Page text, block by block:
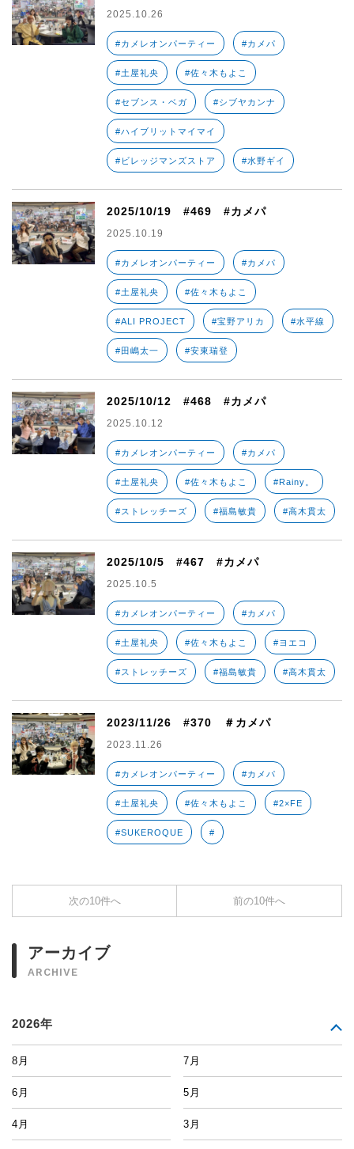
2025.10.26
#カメレオンパーティー #カメパ
#土屋礼央 #佐々木もよこ
#セブンス・ベガ #シブヤカンナ
#ハイブリットマイマイ
#ビレッジマンズストア #水野ギイ
2025/10/19 #469 #カメパ
2025.10.19
#カメレオンパーティー #カメパ
#土屋礼央 #佐々木もよこ
#ALI PROJECT #宝野アリカ #水平線
#田嶋太一 #安東瑞登
2025/10/12 #468 #カメパ
2025.10.12
#カメレオンパーティー #カメパ
#土屋礼央 #佐々木もよこ #Rainy。
#ストレッチーズ #福島敏貴 #高木貫太
2025/10/5 #467 #カメパ
2025.10.5
#カメレオンパーティー #カメパ
#土屋礼央 #佐々木もよこ #ヨエコ
#ストレッチーズ #福島敏貴 #高木貫太
2023/11/26 #370 ＃カメパ
2023.11.26
#カメレオンパーティー #カメパ
#土屋礼央 #佐々木もよこ #2×FE
#SUKEROQUE #
次の10件へ 前の10件へ
アーカイブ
ARCHIVE
2026年
8月 7月
6月 5月
4月 3月